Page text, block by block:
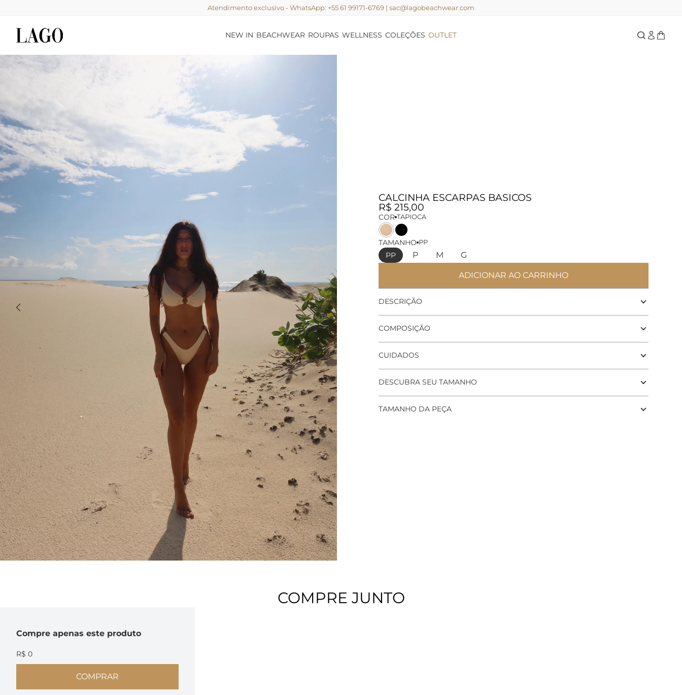
Atendimento exclusivo - WhatsApp: +55 61 99171-6769 | sac@lagobeachwear.com
NEW IN BEACHWEAR ROUPAS WELLNESS COLEÇÕES OUTLET
CALCINHA ESCARPAS BASICOS
R$ 215,00
COR TAPIOCA
Cor Cor
TAMANHO PP
PP P M G
ADICIONAR AO CARRINHO
Calcinha Escarpas Basicos
DESCRIÇÃO
COMPOSIÇÃO
CUIDADOS
DESCUBRA SEU TAMANHO
TAMANHO DA PEÇA
COMPRE JUNTO
Compre apenas este produto
R$ 0
COMPRAR